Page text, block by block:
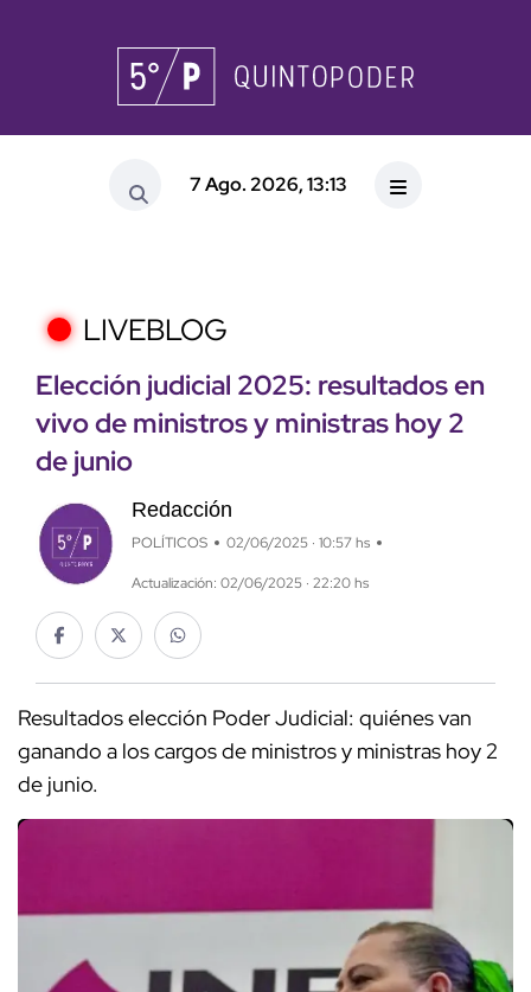
7 Ago. 2026, 13:13
LIVEBLOG
Elección judicial 2025: resultados en
vivo de ministros y ministras hoy 2
de junio
Redacción
POLÍTICOS 02/06/2025 · 10:57 hs
Actualización: 02/06/2025 · 22:20 hs
Resultados elección Poder Judicial: quiénes van
ganando a los cargos de ministros y ministras hoy 2
de junio.